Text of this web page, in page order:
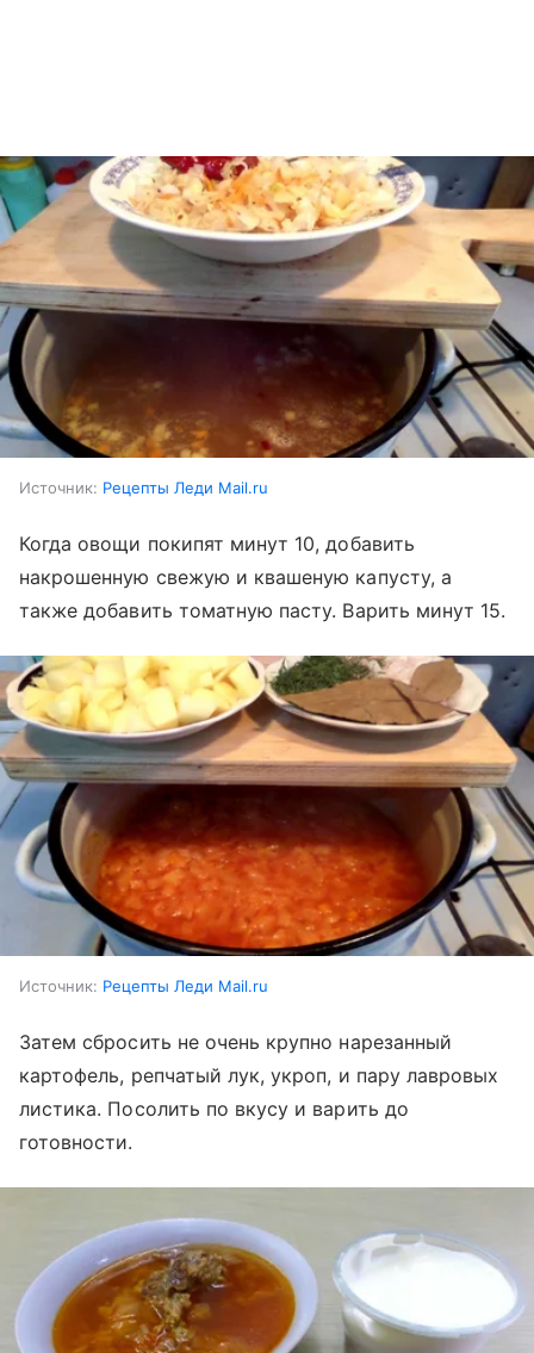
Источник: Рецепты Леди Mail.ru
Когда овощи покипят минут 10, добавить
накрошенную свежую и квашеную капусту, а
также добавить томатную пасту. Варить минут 15.
Источник: Рецепты Леди Mail.ru
Затем сбросить не очень крупно нарезанный
картофель, репчатый лук, укроп, и пару лавровых
листика. Посолить по вкусу и варить до
готовности.